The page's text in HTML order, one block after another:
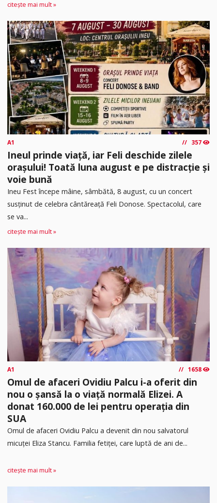
citește mai mult »
A1 357
Ineul prinde viață, iar Feli deschide zilele
orașului! Toată luna august e pe distracție și
voie bună
Ineu Fest începe mâine, sâmbătă, 8 august, cu un concert
susținut de celebra cântăreață Feli Donose. Spectacolul, care
se va...
citește mai mult »
A1 1658
Omul de afaceri Ovidiu Palcu i-a oferit din
nou o șansă la o viață normală Elizei. A
donat 160.000 de lei pentru operația din
SUA
Omul de afaceri Ovidiu Palcu a devenit din nou salvatorul
micuței Eliza Stancu. Familia fetiței, care luptă de ani de...
citește mai mult »